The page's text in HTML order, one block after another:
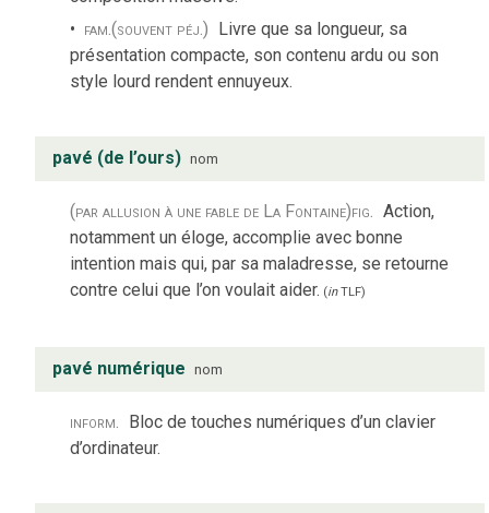
fam.(souvent péj.) Livre que sa longueur, sa
présentation compacte, son contenu ardu ou son
style lourd rendent ennuyeux.
pavé (de l’ours) nom
(par allusion à une fable de La Fontaine)fig. Action,
notamment un éloge, accomplie avec bonne
intention mais qui, par sa maladresse, se retourne
contre celui que l’on voulait aider. (inTLF)
pavé numérique nom
inform. Bloc de touches numériques d’un clavier
d’ordinateur.